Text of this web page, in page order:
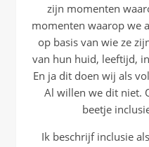
zijn momenten
momenten waarop we
op basis van wie ze
van hun huid, leeftijd,
En ja dit doen wij als
Al willen we dit niet.
beetje
Ik beschrijf inclusie